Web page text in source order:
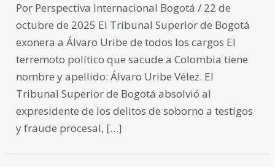
Por Perspectiva Internacional Bogotá / 22 de
octubre de 2025 El Tribunal Superior de Bogotá
exonera a Álvaro Uribe de todos los cargos El
terremoto político que sacude a Colombia tiene
nombre y apellido: Álvaro Uribe Vélez. El
Tribunal Superior de Bogotá absolvió al
expresidente de los delitos de soborno a testigos
y fraude procesal, […]